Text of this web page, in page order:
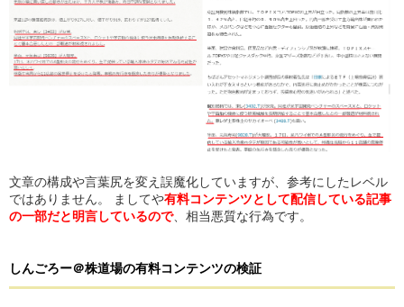
文章の構成や言葉尻を変え誤魔化していますが、参考にしたレベル
ではありません。 ましてや有料コンテンツとして配信している記事
の一部だと明言しているので、相当悪質な行為です。
しんごろー＠株道場の有料コンテンツの検証